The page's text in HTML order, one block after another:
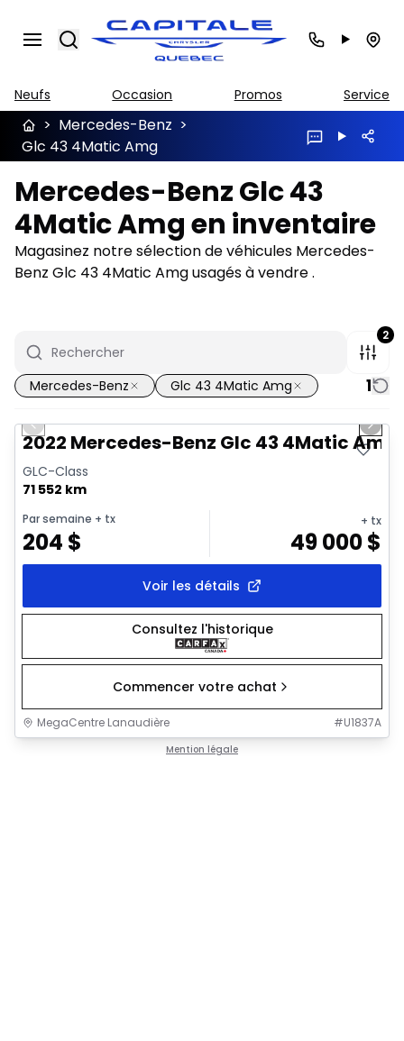
Search
Neufs Occasion Promos Service
> Mercedes-Benz >
Glc 43 4Matic Amg
Mercedes-Benz Glc 43
4Matic Amg en inventaire
Magasinez notre sélection de véhicules Mercedes-
Benz Glc 43 4Matic Amg usagés à vendre .
2
Mercedes-Benz Glc 43 4Matic Amg 1
Très bonne offre
Previous slide Next
2022 Mercedes-Benz Glc 43 4Matic Amg
GLC-Class
71 552 km
Par semaine + tx
204 $
+ tx
49 000$
Voir les détails
Consultez l'historique
Commencer votre achat
MegaCentre Lanaudière #U1837A
Mention légale